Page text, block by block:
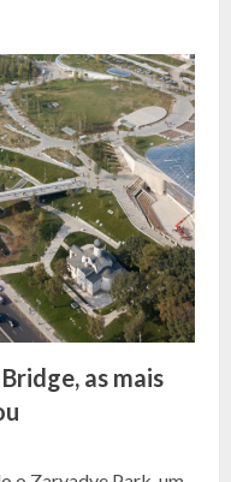
as mais